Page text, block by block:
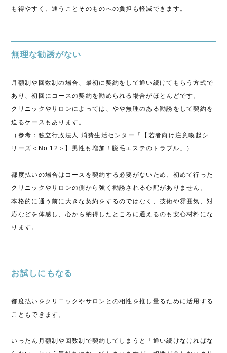
も得やすく、通うことそのものへの負担も軽減できます。
無理な勧誘がない
月額制や回数制の場合、最初に契約をして通い続けてもらう方式で
あり、初回にコースの契約を勧められる場合がほとんどです。
クリニックやサロンによっては、やや無理のある勧誘をして契約を
迫るケースもあります。
（参考：独立行政法人 消費生活センター「
【若者向け注意喚起シ
リーズ＜No.12＞】男性も増加！脱毛エステのトラブル 」）
都度払いの場合はコースを契約する必要がないため、初めて行った
クリニックやサロンの側から強く勧誘される心配がありません。
本格的に通う前に大きな契約をするのではなく、技術や雰囲気、対
応などを体感し、心から納得したところに通えるのも安心材料にな
ります。
お試しにもなる
都度払いをクリニックやサロンとの相性を推し量るために活用する
こともできます。
いったん月額制や回数制で契約してしまうと「通い続けなければな